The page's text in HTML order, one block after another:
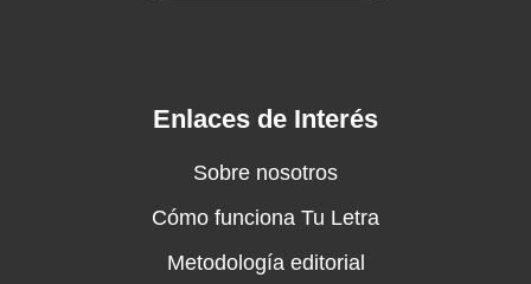
Enlaces de Interés
Sobre nosotros
Cómo funciona Tu Letra
Metodología editorial